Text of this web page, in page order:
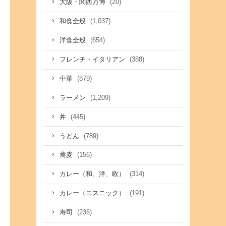
大阪・関西万博 (20)
和食全般 (1,037)
洋食全般 (654)
フレンチ・イタリアン (388)
中華 (879)
ラーメン (1,209)
丼 (445)
うどん (789)
蕎麦 (156)
カレー（和、洋、欧） (314)
カレー（エスニック） (191)
寿司 (236)